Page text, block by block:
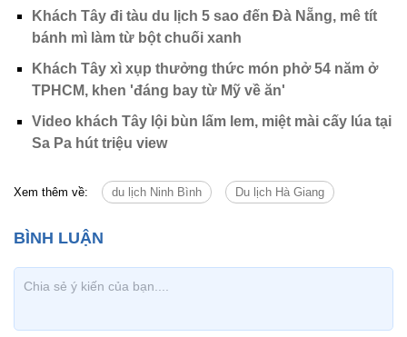
Khách Tây đi tàu du lịch 5 sao đến Đà Nẵng, mê tít
bánh mì làm từ bột chuối xanh
Khách Tây xì xụp thưởng thức món phở 54 năm ở
TPHCM, khen 'đáng bay từ Mỹ về ăn'
Video khách Tây lội bùn lấm lem, miệt mài cấy lúa tại
Sa Pa hút triệu view
Xem thêm về: du lịch Ninh Bình Du lịch Hà Giang